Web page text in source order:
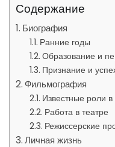
Содержание
Биография
Ранние годы
Образование и
Признание и
Фильмография
Известные роли в
Работа в театре
Режиссерские
Личная жизнь